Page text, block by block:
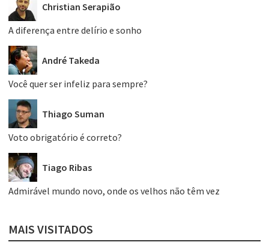
Christian Serapião
A diferença entre delírio e sonho
André Takeda
Você quer ser infeliz para sempre?
Thiago Suman
Voto obrigatório é correto?
Tiago Ribas
Admirável mundo novo, onde os velhos não têm vez
MAIS VISITADOS